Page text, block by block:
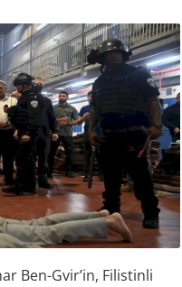
Ben-Gvir’in, Filistinli